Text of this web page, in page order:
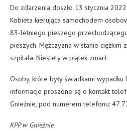
Do zdarzenia doszło 13 stycznia
Kobieta kierująca samochodem
83-letniego pieszego
pieszych. Mężczyzna w stanie ciężkim
szpitala. Niestety w piątek zmarł.
Osoby, które były świadkami
informacje proszone są o kontakt
Gnieźnie, pod numerem telefonu: 47
KPP w Gnieźnie